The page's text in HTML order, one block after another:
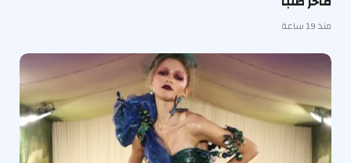
منذ 19 ساعة